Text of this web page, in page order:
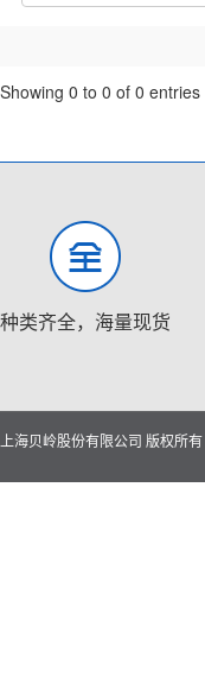
Showing 0 to 0 of 0 entries
种类齐全，海量现货
上海贝岭股份有限公司 版权所有